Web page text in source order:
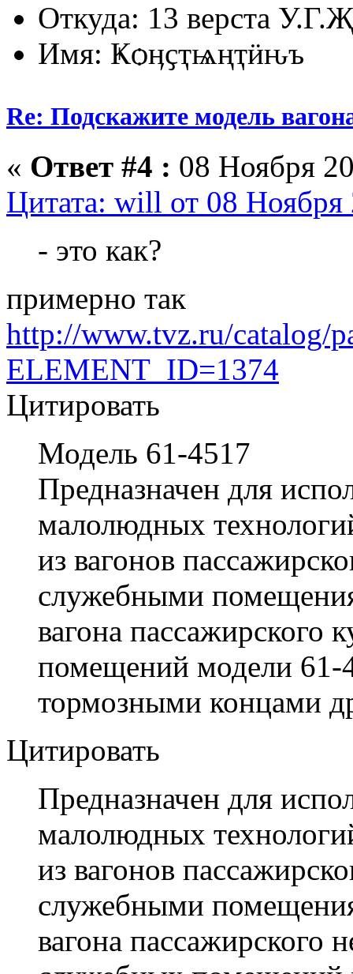
Откуда: 13 верста
Имя: Ҝѻӊҫҭѩңҭӥԋъ
Re: Подскажите модель
« Ответ #4 : 08 Ноября
Цитата: will от 08 Ноября
- это как?
примерно так
http://www.tvz.ru/catalog/
ELEMENT_ID=1374
Цитировать
Модель 61-4517
Предназначен для
малолюдных
из вагонов
служебными
вагона пассажирского
помещений модели 61-
тормозными концами
Цитировать
Предназначен для
малолюдных
из вагонов
служебными
вагона пассажирского